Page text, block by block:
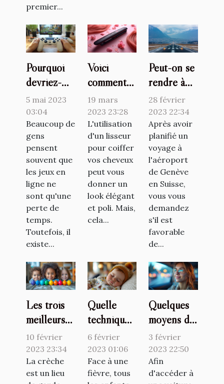
premier...
Pourquoi
devriez-
vous jouer
à des jeux
en ligne ?
5 mai 2023
03:04
Beaucoup de
gens
pensent
souvent que
les jeux en
ligne ne
sont qu'une
perte de
temps.
Toutefois, il
existe...
Voici
comment
protéger
ses
cheveux de
la chaleur
du lisseur
19 mars
2023 23:28
L'utilisation
d'un lisseur
pour coiffer
vos cheveux
peut vous
donner un
look élégant
et poli. Mais,
cela...
Peut-on se
rendre à
l'aéroport
de Genève
sans
vignette ?
28 février
2023 22:34
Après avoir
planifié un
voyage à
l'aéroport
de Genève
en Suisse,
vous vous
demandez
s'il est
favorable
de...
Les trois
meilleurs
jeux à
proposer
aux enfants
en crèche
10 février
2023 23:34
La crèche
est un lieu
Quelle
technique
pour faire
baisser la
fièvre d’un
bébé ?
6 février
2023 01:06
Face à une
fièvre, tous
Quelques
moyens de
se faire
former
pour son
permis de
3 février
2023 22:50
Afin
d'accéder à